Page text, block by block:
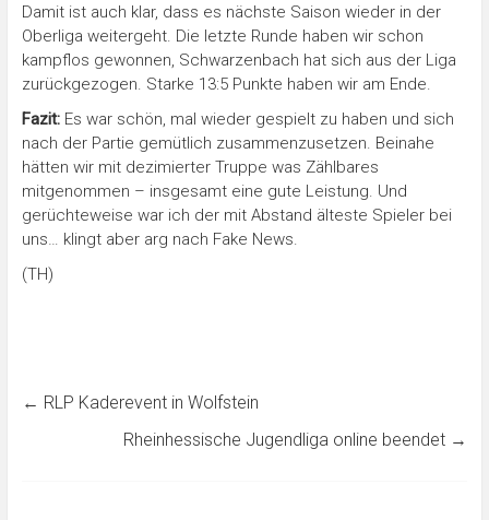
Damit ist auch klar, dass es nächste Saison wieder in der
Oberliga weitergeht. Die letzte Runde haben wir schon
kampflos gewonnen, Schwarzenbach hat sich aus der Liga
zurückgezogen. Starke 13:5 Punkte haben wir am Ende.
Fazit:Es war schön, mal wieder gespielt zu haben und sich
nach der Partie gemütlich zusammenzusetzen. Beinahe
hätten wir mit dezimierter Truppe was Zählbares
mitgenommen – insgesamt eine gute Leistung. Und
gerüchteweise war ich der mit Abstand älteste Spieler bei
uns… klingt aber arg nach Fake News.
(TH)
← RLP Kaderevent in Wolfstein
Rheinhessische Jugendliga online beendet →